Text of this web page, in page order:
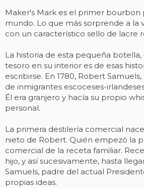
Maker's Mark es el primer
mundo. Lo que más sorprende a la
con un característico sello de lacre
La historia de esta pequeña
tesoro en su interior es de esas
escribirse. En 1780, Robert
de inmigrantes escoceses-
Él era granjero y hacía su propio
personal.
La primera destilería comercial
nieto de Robert. Quién empezó la
comercial de la receta familiar.
hijo, y así sucesivamente, hasta
Samuels, padre del actual
propias ideas.